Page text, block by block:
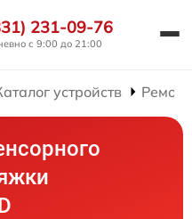
231-09-76
с 9:00 до 21:00
устройств